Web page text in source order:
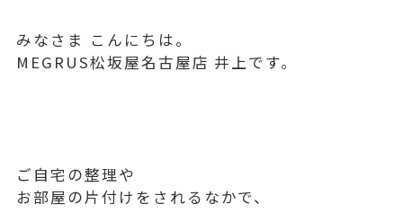
みなさま こんにちは。
MEGRUS松坂屋名古屋店 井上です。
ご自宅の整理や
お部屋の片付けをされるなかで、